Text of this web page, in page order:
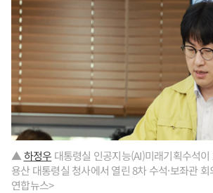
▲하정우 대통령실 인공지능(AI)미래기획수석
용산 대통령실 청사에서 열린 8차 수석·보좌관
연합뉴스>